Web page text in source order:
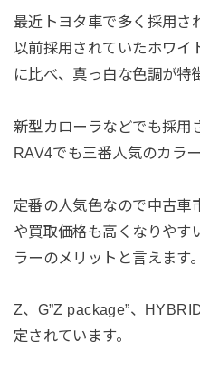
最近トヨタ車で多く採用さ
以前採用されていたホワイ
に比べ、真っ白な色調が特
新型カローラなどでも採用
RAV4でも三番人気のカラー
定番の人気色なので中古車
や買取価格も高くなりやす
ラーのメリットと言えます。
Z、G”Z package”、
定されています。